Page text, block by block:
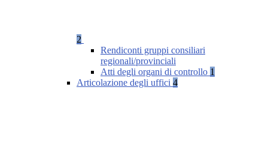
2
Rendiconti gruppi consiliari
regionali/provinciali
Atti degli organi di controllo 1
Articolazione degli uffici 4